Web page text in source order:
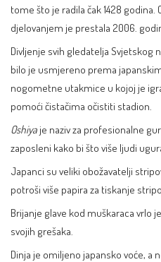
tome što je radila čak 1428 godina.
djelovanjem je prestala 2006.
Divljenje svih gledatelja Svjetskog
bilo je usmjereno prema
nogometne utakmice u kojoj je
pomoći čistačima očistiti stadion.
Oshiya je naziv za profesionalne
zaposleni kako bi što više ljudi
Japanci su veliki obožavatelji
potroši više papira za tiskanje
Brijanje glave kod muškaraca vrlo
svojih grešaka.
Dinja je omiljeno japansko voće, a